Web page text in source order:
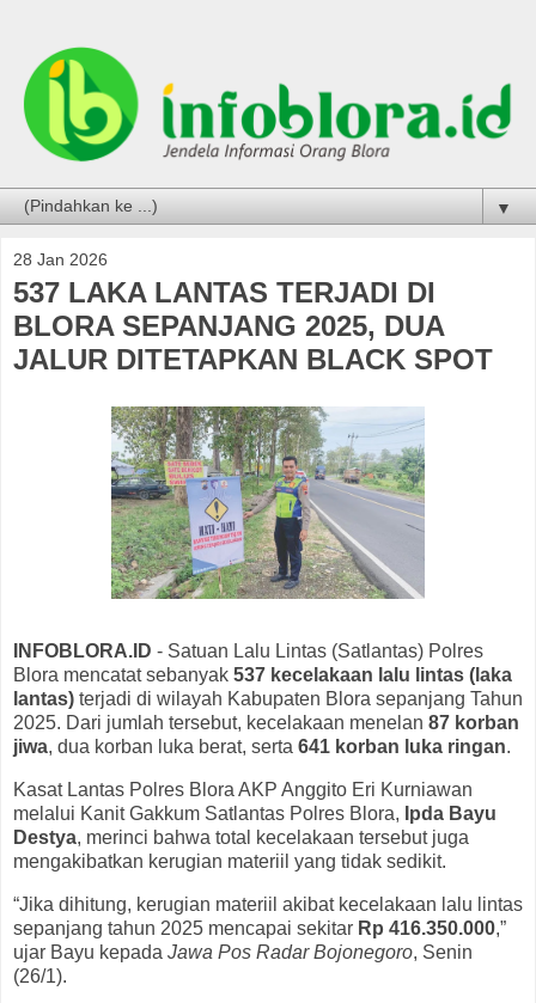
▼
28 Jan 2026
537 LAKA LANTAS TERJADI DI
BLORA SEPANJANG 2025, DUA
JALUR DITETAPKAN BLACK SPOT
INFOBLORA.ID - Satuan Lalu Lintas (Satlantas) Polres
Blora mencatat sebanyak 537 kecelakaan lalu lintas (laka
lantas) terjadi di wilayah Kabupaten Blora sepanjang Tahun
2025. Dari jumlah tersebut, kecelakaan menelan 87 korban
jiwa, dua korban luka berat, serta 641 korban luka ringan.
Kasat Lantas Polres Blora AKP Anggito Eri Kurniawan
melalui Kanit Gakkum Satlantas Polres Blora, Ipda Bayu
Destya, merinci bahwa total kecelakaan tersebut juga
mengakibatkan kerugian materiil yang tidak sedikit.
“Jika dihitung, kerugian materiil akibat kecelakaan lalu lintas
sepanjang tahun 2025 mencapai sekitar Rp 416.350.000,”
ujar Bayu kepada Jawa Pos Radar Bojonegoro, Senin
(26/1).